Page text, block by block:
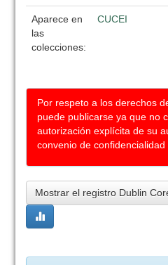
Aparece en
las
colecciones:
CUCEI
Por respeto a los derechos
puede publicarse ya que no
autorización explícita de su
convenio de confidencialidad
Mostrar el registro Dublin